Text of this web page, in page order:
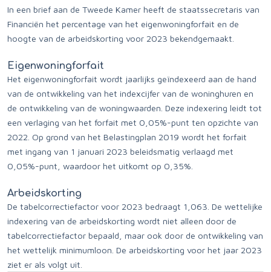
In een brief aan de Tweede Kamer heeft de staatssecretaris van
Financiën het percentage van het eigenwoningforfait en de
hoogte van de arbeidskorting voor 2023 bekendgemaakt.
Eigenwoningforfait
Het eigenwoningforfait wordt jaarlijks geïndexeerd aan de hand
van de ontwikkeling van het indexcijfer van de woninghuren en
de ontwikkeling van de woningwaarden. Deze indexering leidt tot
een verlaging van het forfait met 0,05%-punt ten opzichte van
2022. Op grond van het Belastingplan 2019 wordt het forfait
met ingang van 1 januari 2023 beleidsmatig verlaagd met
0,05%-punt, waardoor het uitkomt op 0,35%.
Arbeidskorting
De tabelcorrectiefactor voor 2023 bedraagt 1,063. De wettelijke
indexering van de arbeidskorting wordt niet alleen door de
tabelcorrectiefactor bepaald, maar ook door de ontwikkeling van
het wettelijk minimumloon. De arbeidskorting voor het jaar 2023
ziet er als volgt uit.